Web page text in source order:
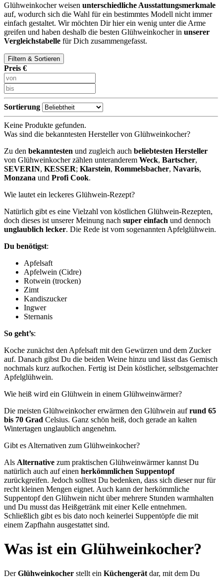
Glühweinkocher weisen unterschiedliche Ausstattungsmerkmale
auf, wodurch sich die Wahl für ein bestimmtes Modell nicht immer
einfach gestaltet. Wir möchten Dir hier ein wenig unter die Arme
greifen und haben deshalb die besten Glühweinkocher in unserer
Vergleichstabelle für Dich zusammengefasst.
Filtern & Sortieren
Preis €
Sortierung
Keine Produkte gefunden.
Was sind die bekanntesten Hersteller von Glühweinkocher?
Zu den bekanntesten und zugleich auch beliebtesten Hersteller
von Glühweinkocher zählen unteranderem Weck, Bartscher,
SEVERIN, KESSER; Klarstein, Rommelsbacher, Navaris,
Monzana und Profi Cook.
Wie lautet ein leckeres Glühwein-Rezept?
Natürlich gibt es eine Vielzahl von köstlichen Glühwein-Rezepten,
doch dieses ist unserer Meinung nach super einfach und dennoch
unglaublich lecker. Die Rede ist vom sogenannten Apfelglühwein.
Du benötigst:
Apfelsaft
Apfelwein (Cidre)
Rotwein (trocken)
Zimt
Kandiszucker
Ingwer
Sternanis
So geht’s:
Koche zunächst den Apfelsaft mit den Gewürzen und dem Zucker
auf. Danach gibst Du die beiden Weine hinzu und lässt das Gemisch
nochmals kurz aufkochen. Fertig ist Dein köstlicher, selbstgemachter
Apfelglühwein.
Wie heiß wird ein Glühwein in einem Glühweinwärmer?
Die meisten Glühweinkocher erwärmen den Glühwein aufrund 65
bis 70 Grad Celsius. Ganz schön heiß, doch gerade an kalten
Wintertagen unglaublich angenehm.
Gibt es Alternativen zum Glühweinkocher?
Als Alternative zum praktischen Glühweinwärmer kannst Du
natürlich auch auf einen herkömmlichen Suppentopf
zurückgreifen. Jedoch solltest Du bedenken, dass sich dieser nur für
recht kleinen Mengen eignet. Auch kann der herkömmliche
Suppentopf den Glühwein nicht über mehrere Stunden warmhalten
und Du musst das Heißgetränk mit einer Kelle entnehmen.
Schließlich gibt es bis dato noch keinerlei Suppentöpfe die mit
einem Zapfhahn ausgestattet sind.
Was ist ein Glühweinkocher?
DerGlühweinkocher stellt ein Küchengerät dar, mit dem Du